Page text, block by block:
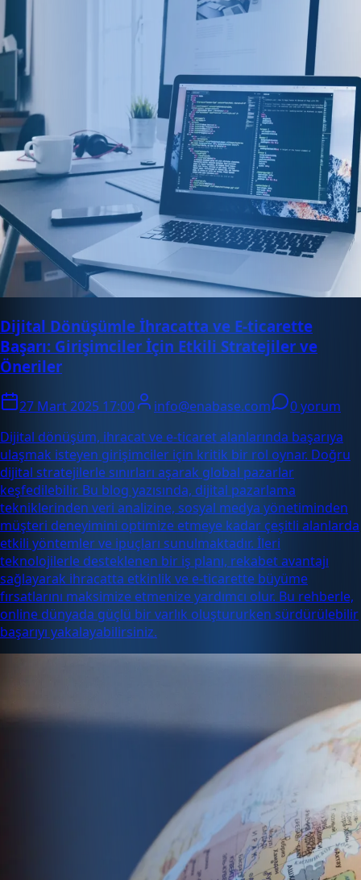
Dijital Dönüşümle İhracatta ve E-ticarette
Başarı: Girişimciler İçin Etkili Stratejiler ve
Öneriler
27 Mart 2025 17:00 info@enabase.com
0 yorum
Dijital dönüşüm, ihracat ve e-ticaret alanlarında başarıya
ulaşmak isteyen girişimciler için kritik bir rol oynar. Doğru
dijital stratejilerle sınırları aşarak global pazarlar
keşfedilebilir. Bu blog yazısında, dijital pazarlama
tekniklerinden veri analizine, sosyal medya yönetiminden
müşteri deneyimini optimize etmeye kadar çeşitli alanlarda
etkili yöntemler ve ipuçları sunulmaktadır. İleri
teknolojilerle desteklenen bir iş planı, rekabet avantajı
sağlayarak ihracatta etkinlik ve e-ticarette büyüme
fırsatlarını maksimize etmenize yardımcı olur. Bu rehberle,
online dünyada güçlü bir varlık oluştururken sürdürülebilir
başarıyı yakalayabilirsiniz.